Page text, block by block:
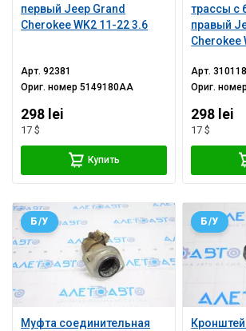
первый Jeep Grand
Cherokee WK2 11-22 3.6
Арт.92381
Ориг. номер5149180AA
298 lei
17 $
Купить
трассы с
правый
Cherokee
Арт.310118
Ориг.
298 lei
17 $
Муфта соединительная
Б/У Б/У